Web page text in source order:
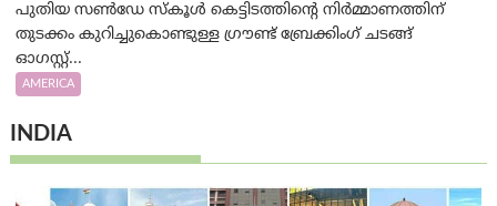
പുതിയ സൺഡേ സ്കൂൾ കെട്ടിടത്തിന്റെ നിർമ്മാണത്തിന്
തുടക്കം കുറിച്ചുകൊണ്ടുള്ള ഗ്രൗണ്ട് ബ്രേക്കിംഗ് ചടങ്ങ്
ഓഗസ്റ്റ്...
AMERICA
INDIA